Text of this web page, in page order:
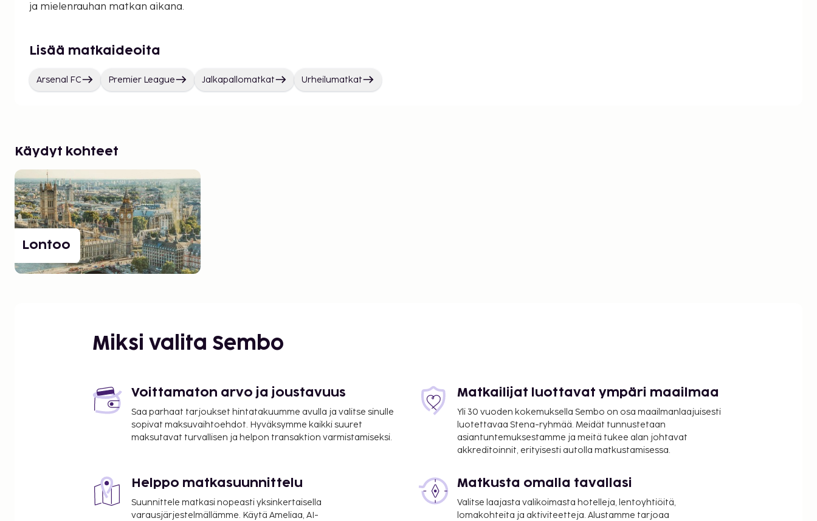
ja mielenrauhan matkan aikana.
Lisää matkaideoita
Arsenal FC Premier League Jalkapallomatkat Urheilumatkat
Käydyt kohteet
Lontoo
Miksi valita Sembo
Voittamaton arvo ja joustavuus
Saa parhaat tarjoukset hintatakuumme avulla ja valitse sinulle
sopivat maksuvaihtoehdot. Hyväksymme kaikki suuret
maksutavat turvallisen ja helpon transaktion varmistamiseksi.
Matkailijat luottavat ympäri maailmaa
Yli 30 vuoden kokemuksella Sembo on osa maailmanlaajuisesti
luotettavaa Stena-ryhmää. Meidät tunnustetaan
asiantuntemuksestamme ja meitä tukee alan johtavat
akkreditoinnit, erityisesti autolla matkustamisessa.
Helppo matkasuunnittelu
Suunnittele matkasi nopeasti yksinkertaisella
varausjärjestelmällämme. Käytä Ameliaa, AI-
Matkusta omalla tavallasi
Valitse laajasta valikoimasta hotelleja, lentoyhtiöitä,
lomakohteita ja aktiviteetteja. Alustamme tarjoaa